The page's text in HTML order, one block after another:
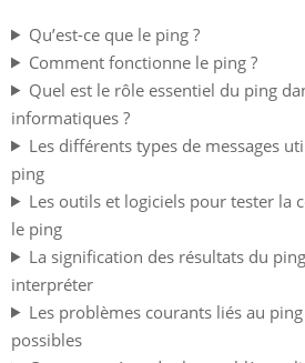
Qu’est-ce que le ping ?
Comment fonctionne le ping ?
Quel est le rôle essentiel du ping
informatiques ?
Les différents types de messages
ping
Les outils et logiciels pour tester la
le ping
La signification des résultats du
interpréter
Les problèmes courants liés au
possibles